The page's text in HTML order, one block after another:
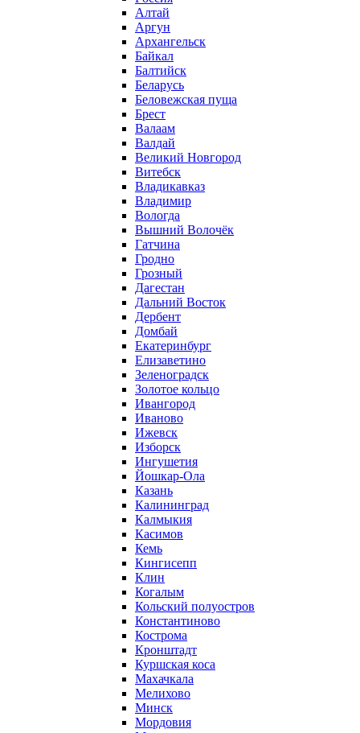
Алтай
Аргун
Архангельск
Байкал
Балтийск
Беларусь
Беловежская пуща
Брест
Валаам
Валдай
Великий Новгород
Витебск
Владикавказ
Владимир
Вологда
Вышний Волочёк
Гатчина
Гродно
Грозный
Дагестан
Дальний Восток
Дербент
Домбай
Екатеринбург
Елизаветино
Зеленоградск
Золотое кольцо
Ивангород
Иваново
Ижевск
Изборск
Ингушетия
Йошкар-Ола
Казань
Калининград
Калмыкия
Касимов
Кемь
Кингисепп
Клин
Когалым
Кольский полуостров
Константиново
Кострома
Кронштадт
Куршская коса
Махачкала
Мелихово
Минск
Мордовия